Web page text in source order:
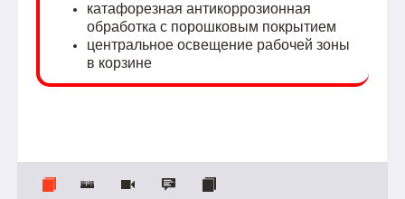
катафорезная антикоррозионная
обработка с порошковым покрытием
центральное освещение рабочей зоны
в корзине